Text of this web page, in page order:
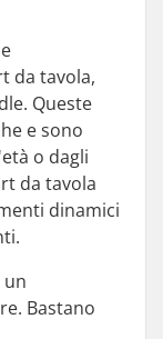
da tavola,
Queste
e sono
o dagli
da tavola
dinamici
un
Bastano